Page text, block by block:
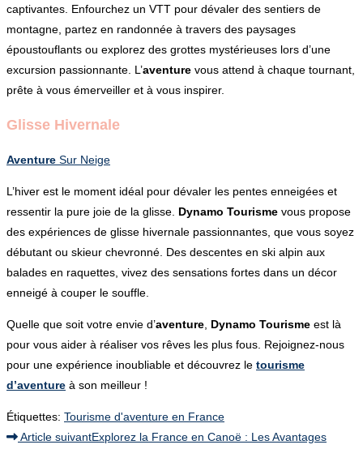
captivantes. Enfourchez un VTT pour dévaler des sentiers de
montagne, partez en randonnée à travers des paysages
époustouflants ou explorez des grottes mystérieuses lors d’une
excursion passionnante. L’aventure vous attend à chaque tournant,
prête à vous émerveiller et à vous inspirer.
Glisse Hivernale
Aventure Sur Neige
L’hiver est le moment idéal pour dévaler les pentes enneigées et
ressentir la pure joie de la glisse. Dynamo Tourisme vous propose
des expériences de glisse hivernale passionnantes, que vous soyez
débutant ou skieur chevronné. Des descentes en ski alpin aux
balades en raquettes, vivez des sensations fortes dans un décor
enneigé à couper le souffle.
Quelle que soit votre envie d’aventure Dynamo Tourisme est là
pour vous aider à réaliser vos rêves les plus fous. Rejoignez-nous
pour une expérience inoubliable et découvrez le tourisme
d’aventure à son meilleur !
Étiquettes: Tourisme d'aventure en France
Read
Article suivantExplorez la France en Canoë : Les Avantages